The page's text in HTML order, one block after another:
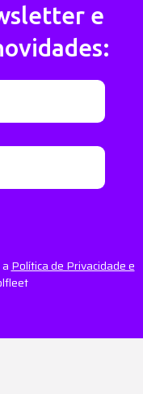
e
Política de Privacidade e